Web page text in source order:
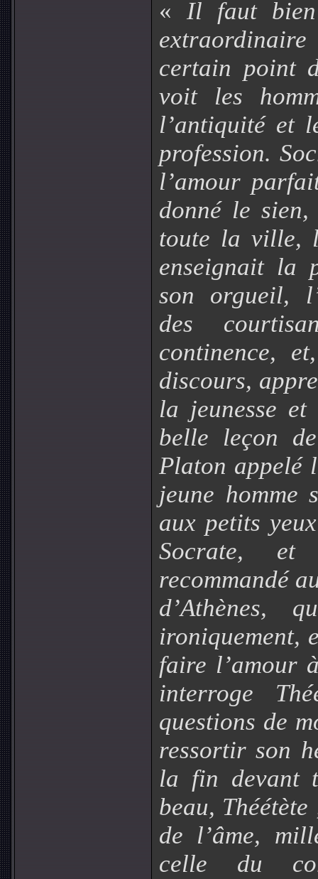
« Il faut
certain point
voit les
l’antiquité et
profession.
l’amour
donné le
toute la ville,
enseignait la
son orgueil,
des
continence,
discours,
la jeunesse
belle leçon
Platon appelé
jeune homme
aux petits
Socrate,
recommandé
d’Athènes,
ironiquement,
faire l’amour
interroge
questions de
ressortir son
la fin devant
beau,
de l’âme,
celle du